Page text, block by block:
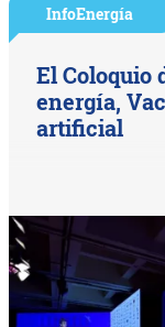
InfoEnergía
El Coloquio
energía,
artificial